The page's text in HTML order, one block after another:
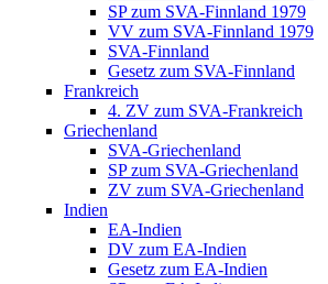
SP zum SVA-Finnland 1979
VV zum SVA-Finnland 1979
SVA-Finnland
Gesetz zum SVA-Finnland
Frankreich
4. ZV zum SVA-Frankreich
Griechenland
SVA-Griechenland
SP zum SVA-Griechenland
ZV zum SVA-Griechenland
Indien
EA-Indien
DV zum EA-Indien
Gesetz zum EA-Indien